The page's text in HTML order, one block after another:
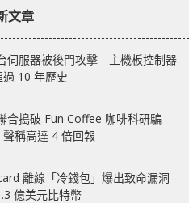
文章
伺服器被後門攻擊 主機板控制器
10 年歷史
合搗破 Fun Coffee 咖啡科研騙
稱高達 4 倍回報
離線「冷錢包」爆出致命漏洞
億美元比特幣